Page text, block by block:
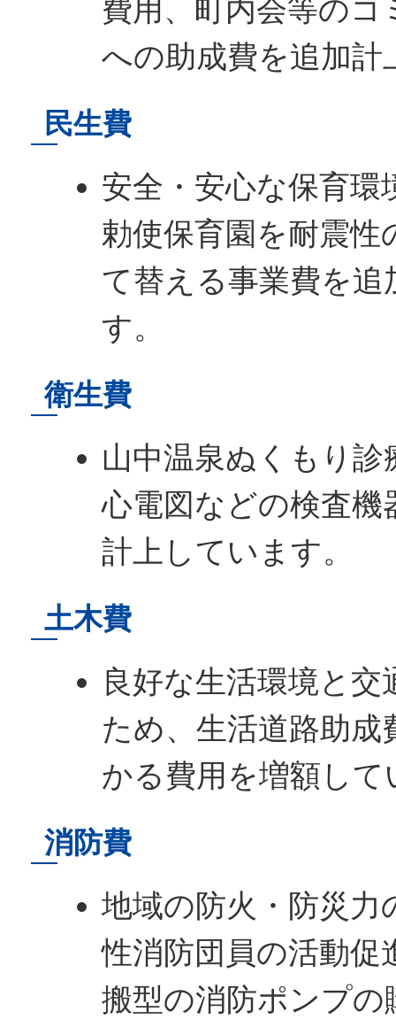
費用、町内会等のコ
への助成費を追加計
民生費
安全・安心な保育環
勅使保育園を耐震性
て替える事業費を追
す。
衛生費
山中温泉ぬくもり
心電図などの検査機
計上しています。
土木費
良好な生活環境と交
ため、生活道路助成
かる費用を増額して
消防費
地域の防火・防災力
性消防団員の活動促
搬型の消防ポンプの